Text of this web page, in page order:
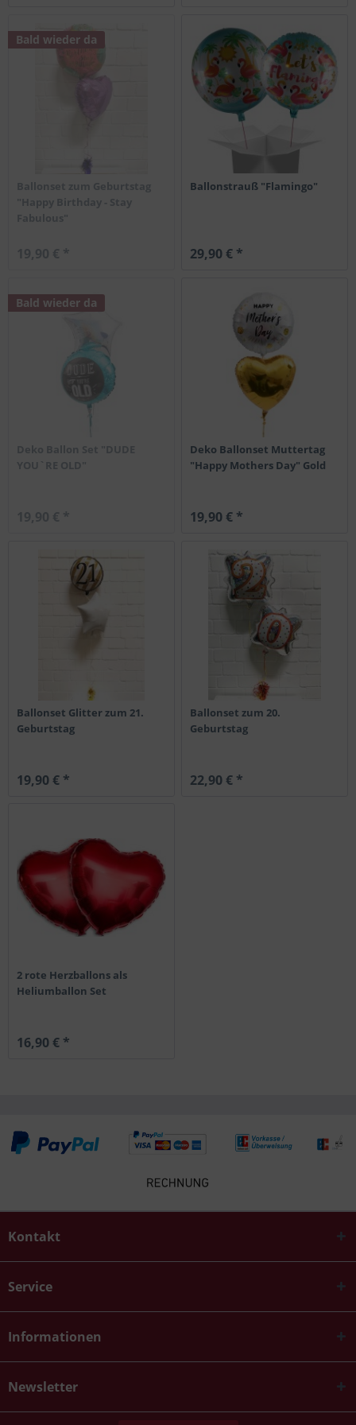
Bald wieder da
Ballonset zum Geburtstag
"Happy Birthday - Stay
Fabulous"
19,90 € *
Ballonstrauß "Flamingo"
29,90 € *
Bald wieder da
Deko Ballon Set "DUDE
YOU`RE OLD"
19,90 € *
Deko Ballonset Muttertag
"Happy Mothers Day" Gold
19,90 € *
Ballonset Glitter zum 21.
Geburtstag
19,90 € *
Ballonset zum 20.
Geburtstag
22,90 € *
2 rote Herzballons als
Heliumballon Set
16,90 € *
Kontakt
Service
Informationen
Newsletter